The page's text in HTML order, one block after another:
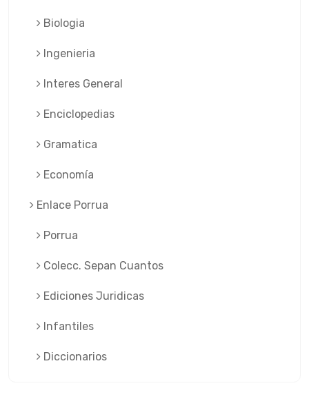
Biologia
Ingenieria
Interes General
Enciclopedias
Gramatica
Economía
Enlace Porrua
Porrua
Colecc. Sepan Cuantos
Ediciones Juridicas
Infantiles
Diccionarios